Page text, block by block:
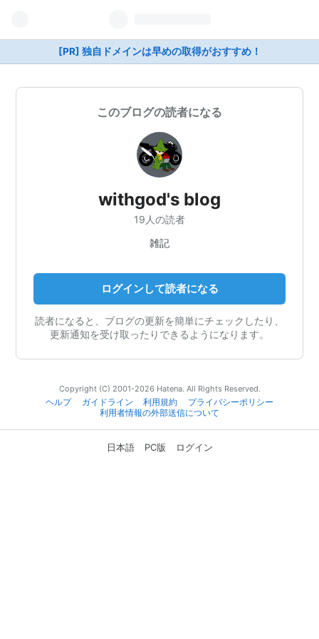
[PR] 独自ドメインは早めの取得がおすすめ！
このブログの読者になる
withgod's blog
19人の読者
雑記
ログインして読者になる
読者になると、ブログの更新を簡単にチェックしたり、
更新通知を受け取ったりできるようになります。
Copyright (C) 2001-2026 Hatena. All Rights Reserved.
ヘルプ
ガイドライン 利用規約
プライバシーポリシー
利用者情報の外部送信について
日本語 PC版 ログイン